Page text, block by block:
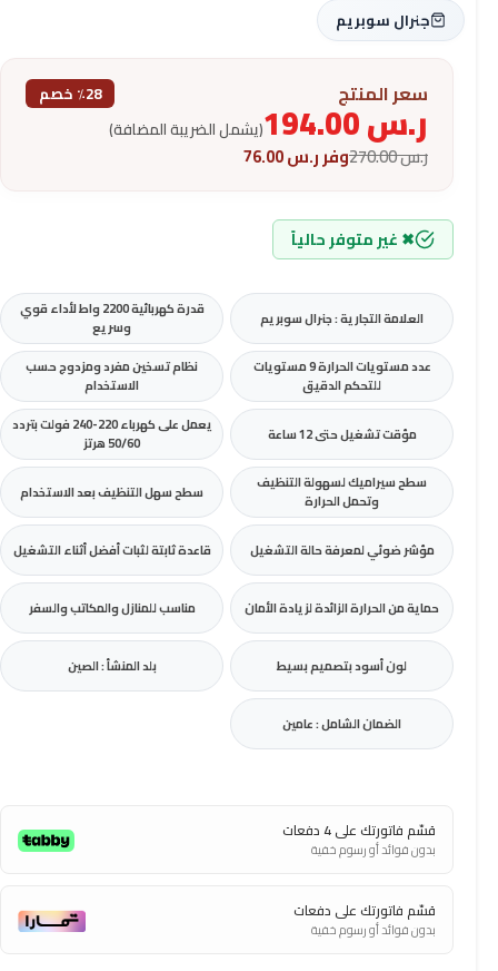
جنرال سوبريم
سعر المنتج ٪28 خصم
ر.س (يشمل الضريبة المضافة)
ر.س270.00 وفرر.س
✖ غير متوفر حالياً
العلامة التجارية : جنرال سوبريم
قدرة كهربائية 2200 واط لأداء قوي
وسريع
عدد مستويات الحرارة 9 مستويات
للتحكم الدقيق
نظام تسخين مفرد ومزدوج حسب
الاستخدام
مؤقت تشغيل حتى 12 ساعة
يعمل على كهرباء 220-240 فولت بتردد
50/60 هرتز
سطح سيراميك لسهولة التنظيف
وتحمل الحرارة
سطح سهل التنظيف بعد الاستخدام
مؤشر ضوئي لمعرفة حالة التشغيل قاعدة ثابتة لثبات أفضل أثناء التشغيل
حماية من الحرارة الزائدة لزيادة الأمان مناسب للمنازل والمكاتب والسفر
لون أسود بتصميم بسيط بلد المنشأ : الصين
الضمان الشامل : عامين
قسّم فاتورتك على 4 دفعات
بدون فوائد أو رسوم خفية
قسّم فاتورتك على دفعات
بدون فوائد أو رسوم خفية